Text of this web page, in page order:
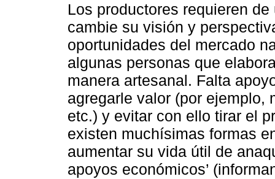
Los productores requieren
cambie su visión y
oportunidades del mercado
algunas personas que
manera artesanal. Falta
agregarle valor (por ejemplo,
etc.) y evitar con ello tirar el
existen muchísimas formas
aumentar su vida útil de
apoyos económicos’